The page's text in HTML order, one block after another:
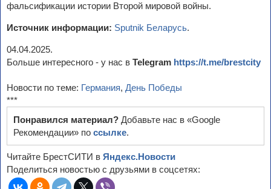
фальсификации истории Второй мировой войны.
Источник информации: Sputnik Беларусь.
04.04.2025.
Больше интересного - у нас в Telegram https://t.me/brestcity
Новости по теме: Германия, День Победы
***
Понравился материал? Добавьте нас в «Google
Рекомендации» по ссылке.
Читайте БрестСИТИ в Яндекс.Новости
Поделиться новостью с друзьями в соцсетях: